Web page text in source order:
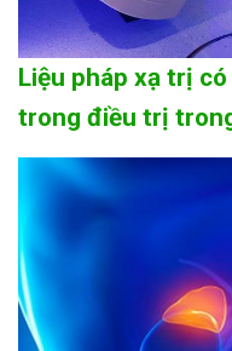
Liệu pháp xạ trị
trong điều trị